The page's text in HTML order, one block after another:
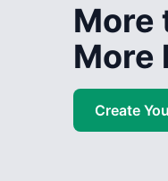
More
More
Create